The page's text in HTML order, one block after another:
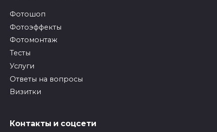
Фотошоп
Фотоэффекты
Фотомонтаж
Тесты
Услуги
Ответы на вопросы
Визитки
Контакты и соцсети